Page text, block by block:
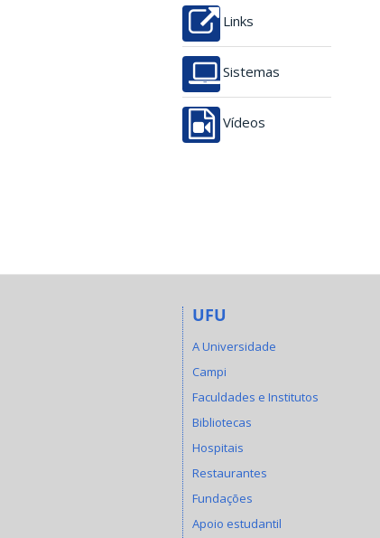
Links
Sistemas
Vídeos
UFU
A Universidade
Campi
Faculdades e Institutos
Bibliotecas
Hospitais
Restaurantes
Fundações
Apoio estudantil